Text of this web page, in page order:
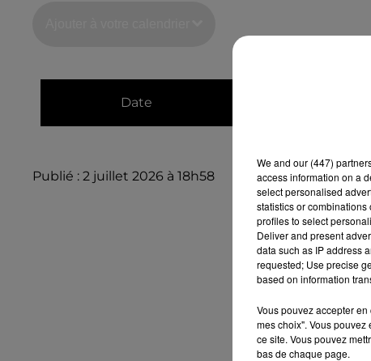
Date
Publié : 2 juillet 2026 à 18h58
We and our (447)
access information on a
select personalised
statistics or
profiles to select
Deliver and present
data such as IP address
requested; Use precise
based on information
Vous pouvez accepter
mes choix". Vous
ce site. Vous pouvez
bas de chaque page.